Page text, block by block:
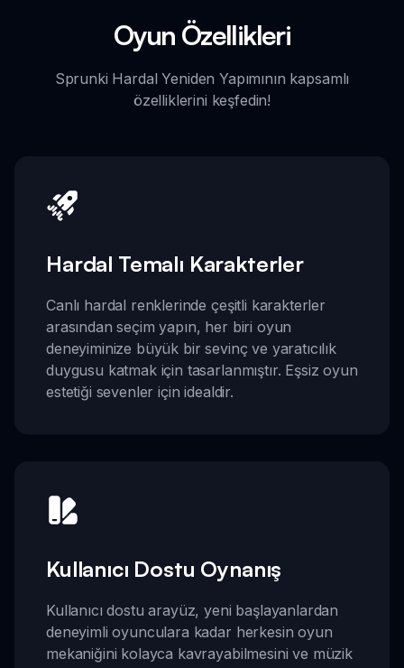
Oyun Özellikleri
Sprunki Hardal Yeniden Yapımının kapsamlı
özelliklerini keşfedin!
Hardal Temalı Karakterler
Canlı hardal renklerinde çeşitli karakterler
arasından seçim yapın, her biri oyun
deneyiminize büyük bir sevinç ve yaratıcılık
duygusu katmak için tasarlanmıştır. Eşsiz oyun
estetiği sevenler için idealdir.
Kullanıcı Dostu Oynanış
Kullanıcı dostu arayüz, yeni başlayanlardan
deneyimli oyunculara kadar herkesin oyun
mekaniğini kolayca kavrayabilmesini ve müzik